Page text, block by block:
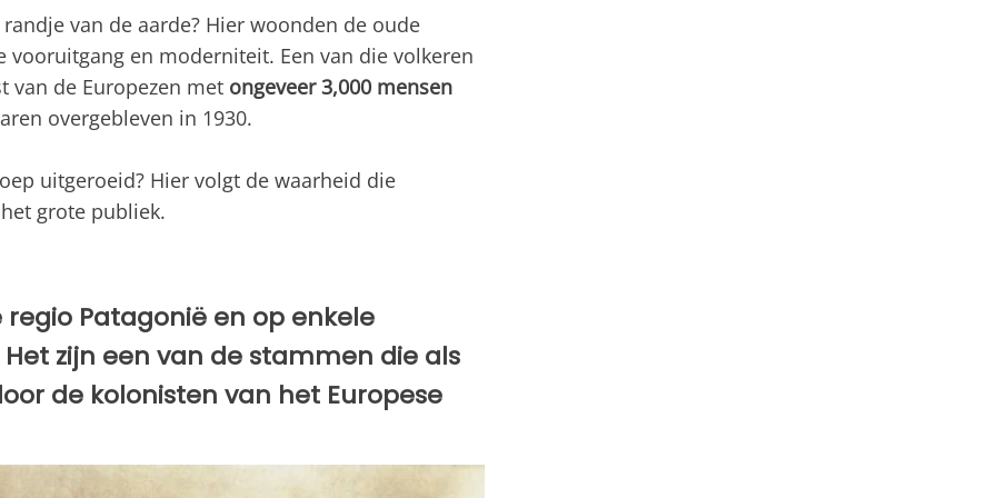
van de aarde? Hier woonden de oude
vooruitgang en moderniteit. Een van die volkeren
van de Europezen met ongeveer 3,000 mensen
overgebleven in 1930.
uitgeroeid? Hier volgt de waarheid die
grote publiek.
Patagonië en op enkele
zijn een van de stammen die als
de kolonisten van het Europese